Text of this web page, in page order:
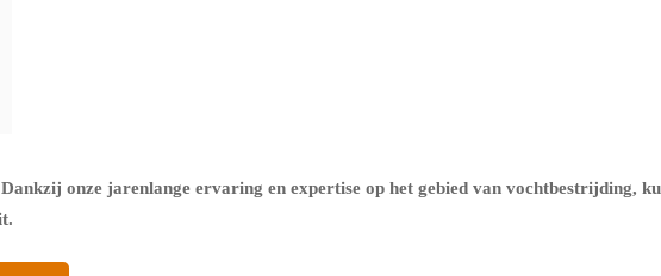
onze jarenlange ervaring en expertise op het gebied van vochtbestrijding,